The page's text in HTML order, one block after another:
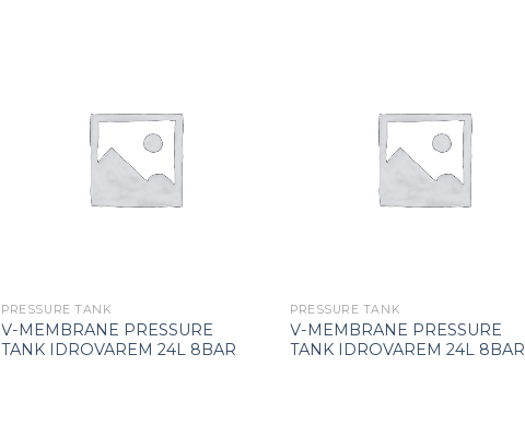
PRESSURE TANK
V-MEMBRANE PRESSURE
TANK IDROVAREM 24L 8BAR
PRESSURE TANK
V-MEMBRANE PRESSURE
TANK IDROVAREM 24L 8BAR